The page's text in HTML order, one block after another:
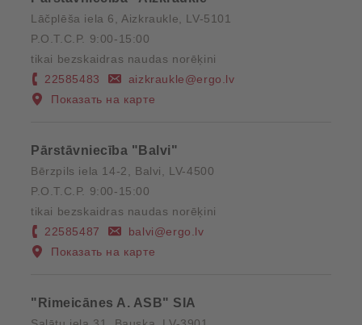
Lāčplēša iela 6, Aizkraukle, LV-5101
P.O.T.C.P. 9:00-15:00
tikai bezskaidras naudas norēķini
22585483
aizkraukle@ergo.lv
Показать на карте
Pārstāvniecība "Balvi"
Bērzpils iela 14-2, Balvi, LV-4500
P.O.T.C.P. 9:00-15:00
tikai bezskaidras naudas norēķini
22585487
balvi@ergo.lv
Показать на карте
"Rimeicānes A. ASB" SIA